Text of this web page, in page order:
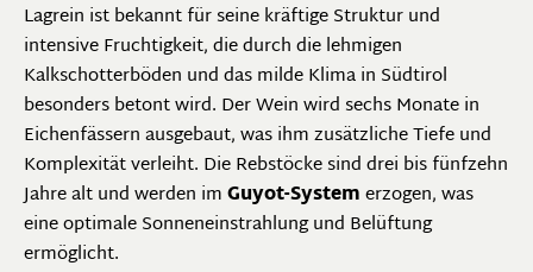
Lagrein ist bekannt für seine kräftige Struktur und
intensive Fruchtigkeit, die durch die lehmigen
Kalkschotterböden und das milde Klima in Südtirol
besonders betont wird. Der Wein wird sechs Monate in
Eichenfässern ausgebaut, was ihm zusätzliche Tiefe und
Komplexität verleiht. Die Rebstöcke sind drei bis fünfzehn
Jahre alt und werden imGuyot-Systemerzogen, was
eine optimale Sonneneinstrahlung und Belüftung
ermöglicht.